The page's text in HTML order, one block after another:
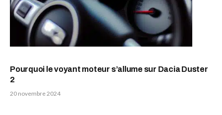
Pourquoi le voyant moteur s’allume sur Dacia Duster
2
20 novembre 2024